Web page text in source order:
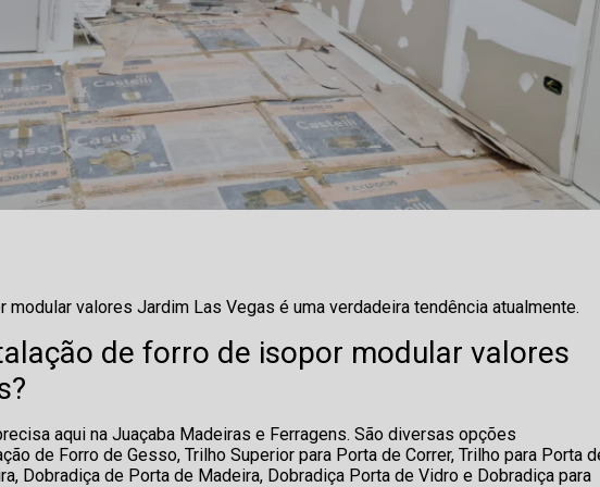
valores Jardim Las Vegas é uma verdadeira tendência atualmente.
de forro de isopor modular valores
aqui na Juaçaba Madeiras e Ferragens. São diversas opções
de Forro de Gesso, Trilho Superior para Porta de Correr, Trilho para Porta
Dobradiça de Porta de Madeira, Dobradiça Porta de Vidro e Dobradiça para